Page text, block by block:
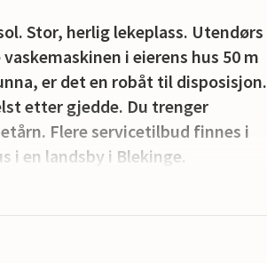
Stor, herlig lekeplass. Utendørs
i eierens hus 50 m
er det en robåt til disposisjon.
etter gjedde. Du trenger
Flere servicetilbud finnes i
i en landsby i Blekinge.